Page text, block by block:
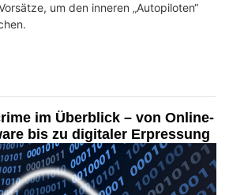
um den inneren „Autopiloten“
im Überblick – von Online-
bis zu digitaler Erpressung